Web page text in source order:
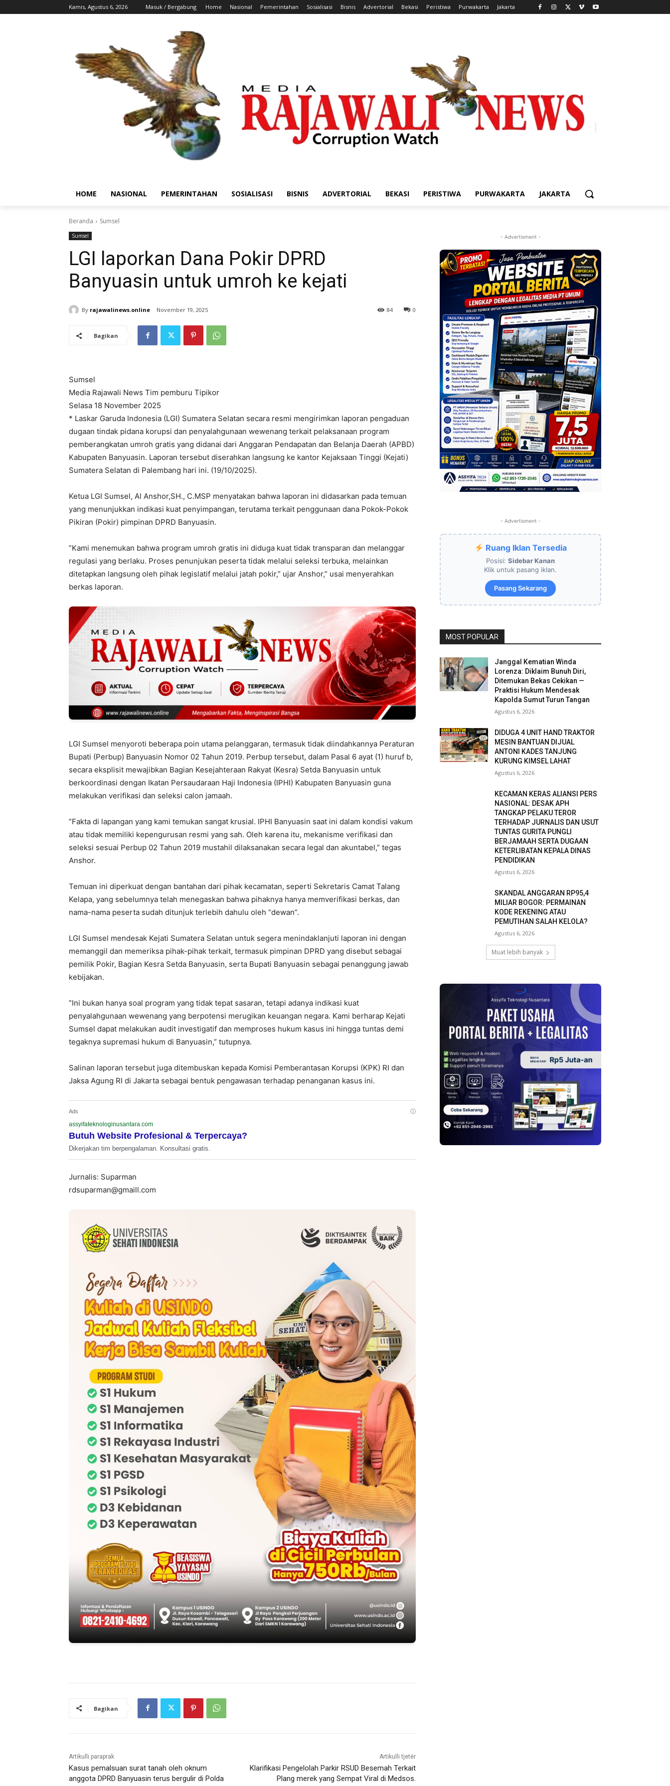
Kamis, Agustus 6, 2026 Masuk / Bergabung Home Nasional Pemerintahan Sosialisasi Bisnis Advertorial Bekasi Peristiwa Purwakarta Jakarta
HOME NASIONAL PEMERINTAHAN SOSIALISASI BISNIS ADVERTORIAL BEKASI PERISTIWA PURWAKARTA JAKARTA
Beranda Sumsel
Sumsel
LGI laporkan Dana Pokir DPRD
Banyuasin untuk umroh ke kejati
By rajawalinews.online November 19, 2025 0
84
Bagikan
Sumsel
Media Rajawali News Tim pemburu Tipikor
Selasa 18 November 2025
* Laskar Garuda Indonesia (LGI) Sumatera Selatan secara resmi mengirimkan laporan pengaduan
dugaan tindak pidana korupsi dan penyalahgunaan wewenang terkait pelaksanaan program
pemberangkatan umroh gratis yang didanai dari Anggaran Pendapatan dan Belanja Daerah (APBD)
Kabupaten Banyuasin. Laporan tersebut diserahkan langsung ke kantor Kejaksaan Tinggi (Kejati)
Sumatera Selatan di Palembang hari ini. (19/10/2025).
‎Ketua LGI Sumsel, Al Anshor,SH., C.MSP menyatakan bahwa laporan ini didasarkan pada temuan
yang menunjukkan indikasi kuat penyimpangan, terutama terkait penggunaan dana Pokok-Pokok
Pikiran (Pokir) pimpinan DPRD Banyuasin.
‎”Kami menemukan bahwa program umroh gratis ini diduga kuat tidak transparan dan melanggar
regulasi yang berlaku. Proses penunjukan peserta tidak melalui seleksi terbuka, melainkan
ditetapkan langsung oleh pihak legislatif melalui jatah pokir,” ujar Anshor,” usai menyerahkan
berkas laporan.
‎LGI Sumsel menyoroti beberapa poin utama pelanggaran, termasuk tidak diindahkannya Peraturan
Bupati (Perbup) Banyuasin Nomor 02 Tahun 2019. Perbup tersebut, dalam Pasal 6 ayat (1) huruf b,
secara eksplisit mewajibkan Bagian Kesejahteraan Rakyat (Kesra) Setda Banyuasin untuk
berkoordinasi dengan Ikatan Persaudaraan Haji Indonesia (IPHI) Kabupaten Banyuasin guna
melakukan verifikasi dan seleksi calon jamaah.
‎”Fakta di lapangan yang kami temukan sangat krusial. IPHI Banyuasin saat ini dalam kondisi vakum
atau tidak memiliki kepengurusan resmi yang sah. Oleh karena itu, mekanisme verifikasi dan
seleksi sesuai Perbup 02 Tahun 2019 mustahil dilaksanakan secara legal dan akuntabel,” tegas
Anshor.
‎Temuan ini diperkuat dengan bantahan dari pihak kecamatan, seperti Sekretaris Camat Talang
Kelapa, yang sebelumnya telah menegaskan bahwa pihaknya hanya memverifikasi berkas, dan
nama-nama peserta sudah ditunjuk terlebih dahulu oleh “dewan”.
‎LGI Sumsel mendesak Kejati Sumatera Selatan untuk segera menindaklanjuti laporan ini dengan
memanggil dan memeriksa pihak-pihak terkait, termasuk pimpinan DPRD yang disebut sebagai
pemilik Pokir, Bagian Kesra Setda Banyuasin, serta Bupati Banyuasin sebagai penanggung jawab
kebijakan.
‎”Ini bukan hanya soal program yang tidak tepat sasaran, tetapi adanya indikasi kuat
penyalahgunaan wewenang yang berpotensi merugikan keuangan negara. Kami berharap Kejati
Sumsel dapat melakukan audit investigatif dan memproses hukum kasus ini hingga tuntas demi
tegaknya supremasi hukum di Banyuasin,” tutupnya.
‎Salinan laporan tersebut juga ditembuskan kepada Komisi Pemberantasan Korupsi (KPK) RI dan
Jaksa Agung RI di Jakarta sebagai bentuk pengawasan terhadap penanganan kasus ini.
Ads ⓘ
assyifateknologinusantara.com
Butuh Website Profesional & Terpercaya?
Dikerjakan tim berpengalaman. Konsultasi gratis.
Jurnalis: Suparman
rdsuparman@gmaill.com
Bagikan
Artikulli paraprak
Kasus pemalsuan surat tanah oleh oknum
anggota DPRD Banyuasin terus bergulir di Polda
Artikulli tjetër
Klarifikasi Pengelolah Parkir RSUD Besemah Terkait
Plang merek yang Sempat Viral di Medsos.
- Advertisment -
- Advertisment -
Ruang Iklan Tersedia
Posisi: Sidebar Kanan
Klik untuk pasang iklan.
Pasang Sekarang
MOST POPULAR
Janggal Kematian Winda
Lorenza: Diklaim Bunuh Diri,
Ditemukan Bekas Cekikan —
Praktisi Hukum Mendesak
Kapolda Sumut Turun Tangan
Agustus 6, 2026
DIDUGA 4 UNIT HAND TRAKTOR
MESIN BANTUAN DIJUAL
ANTONI KADES TANJUNG
KURUNG KIMSEL LAHAT
Agustus 6, 2026
KECAMAN KERAS ALIANSI PERS
NASIONAL: DESAK APH
TANGKAP PELAKU TEROR
TERHADAP JURNALIS DAN USUT
TUNTAS GURITA PUNGLI
BERJAMAAH SERTA DUGAAN
KETERLIBATAN KEPALA DINAS
PENDIDIKAN
Agustus 6, 2026
SKANDAL ANGGARAN RP95,4
MILIAR BOGOR: PERMAINAN
KODE REKENING ATAU
PEMUTIHAN SALAH KELOLA?
Agustus 6, 2026
Muat lebih banyak